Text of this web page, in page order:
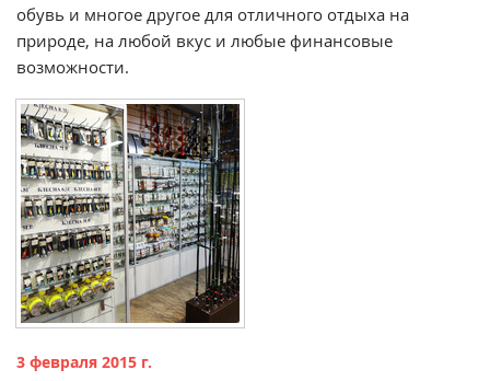
обувь и многое другое для отличного отдыха на
природе, на любой вкус и любые финансовые
возможности.
3 февраля 2015 г.